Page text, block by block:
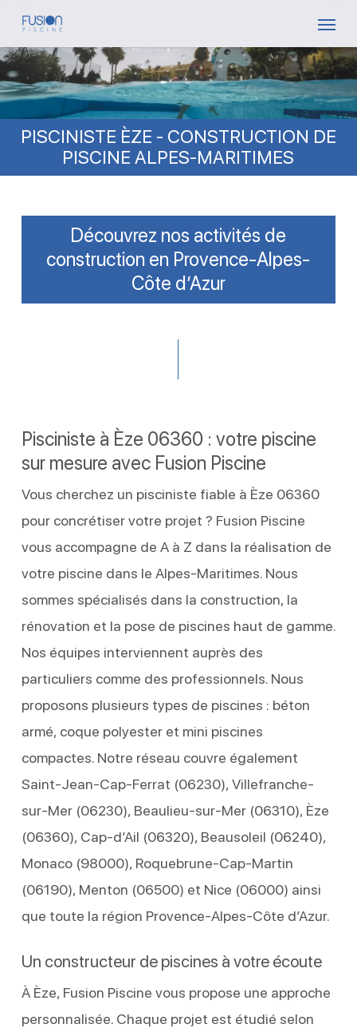
Skip
main
content
PISCINISTE ÈZE - CONSTRUCTION DE
PISCINE ALPES-MARITIMES
Découvrez nos activités de
construction en Provence-Alpes-
Côte d’Azur
Pisciniste à Èze 06360 : votre piscine
sur mesure avec Fusion Piscine
Vous cherchez un pisciniste fiable à Èze 06360
pour concrétiser votre projet ? Fusion Piscine
vous accompagne de A à Z dans la réalisation de
votre piscine dans le Alpes-Maritimes. Nous
sommes spécialisés dans la construction, la
rénovation et la pose de piscines haut de gamme.
Nos équipes interviennent auprès des
particuliers comme des professionnels. Nous
proposons plusieurs types de piscines : béton
armé, coque polyester et mini piscines
compactes. Notre réseau couvre également
Saint-Jean-Cap-Ferrat (06230), Villefranche-
sur-Mer (06230), Beaulieu-sur-Mer (06310), Èze
(06360), Cap-d’Ail (06320), Beausoleil (06240),
Monaco (98000), Roquebrune-Cap-Martin
(06190), Menton (06500) et Nice (06000) ainsi
que toute la région Provence-Alpes-Côte d’Azur.
Un constructeur de piscines à votre écoute
À Èze, Fusion Piscine vous propose une approche
personnalisée. Chaque projet est étudié selon